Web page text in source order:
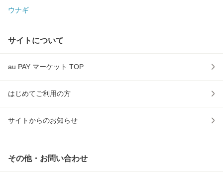
ウナギ
サイトについて
au PAY マーケット TOP
はじめてご利用の方
サイトからのお知らせ
その他・お問い合わせ